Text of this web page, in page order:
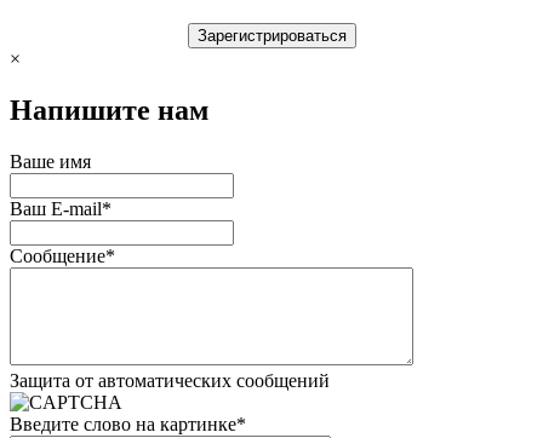
×
Напишите нам
Ваше имя
Ваш E-mail*
Сообщение*
Защита от автоматических сообщений
Введите слово на картинке*